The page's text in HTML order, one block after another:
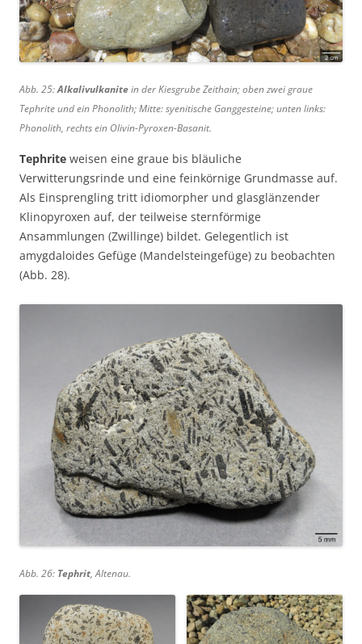
Abb. 25:Alkalivulkanitein der Kiesgrube Zeithain; oben zwei graue
Tephrite und ein Phonolith; Mitte: syenitische Ganggesteine; unten links:
Phonolith, rechts ein Olivin-Pyroxen-Basanit.
Tephrite weisen eine graue bis bläuliche
Verwitterungsrinde und eine feinkörnige Grundmasse auf.
Als Einsprengling tritt idiomorpher und glasglänzender
Klinopyroxen auf, der teilweise sternförmige
Ansammlungen (Zwillinge) bildet. Gelegentlich ist
amygdaloides Gefüge (Mandelsteingefüge) zu beobachten
(Abb. 28).
Abb. 26: Tephrit, Altenau.